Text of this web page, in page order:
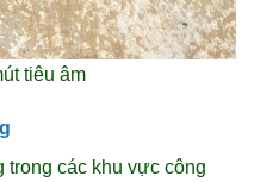
tiêu âm
các khu vực công